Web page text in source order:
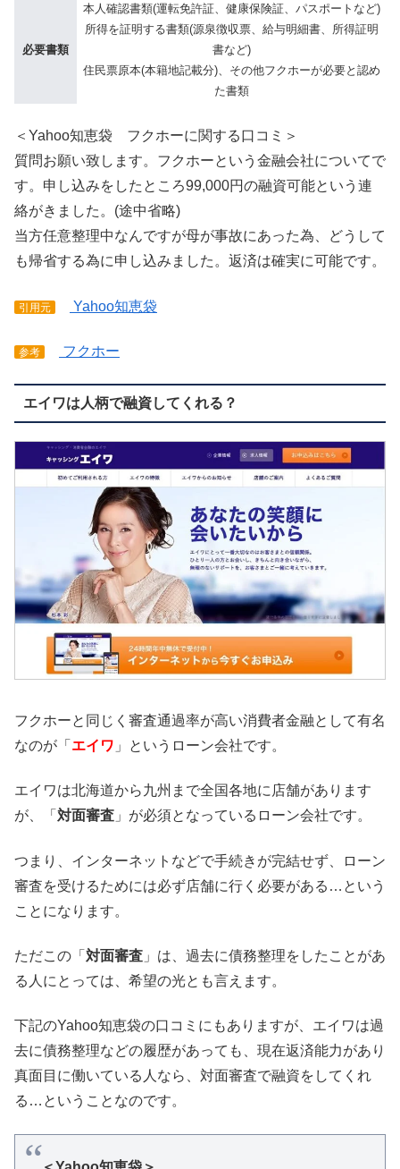
必要書類
本人確認書類(運転免許証、健康保険証、パスポートなど)
所得を証明する書類(源泉徴収票、給与明細書、所得証明
書など)
住民票原本(本籍地記載分)、その他フクホーが必要と認め
た書類
＜Yahoo知恵袋 フクホーに関する口コミ＞
質問お願い致します。フクホーという金融会社についてで
す。申し込みをしたところ99,000円の融資可能という連
絡がきました。(途中省略)
当方任意整理中なんですが母が事故にあった為、どうして
も帰省する為に申し込みました。返済は確実に可能です。
引用元 Yahoo知恵袋
参考 フクホー
エイワは人柄で融資してくれる？
フクホーと同じく審査通過率が高い消費者金融として有名
なのが「 エイワ 」というローン会社です。
エイワは北海道から九州まで全国各地に店舗があります
が、「 対面審査 」が必須となっているローン会社です。
つまり、インターネットなどで手続きが完結せず、ローン
審査を受けるためには必ず店舗に行く必要がある…という
ことになります。
ただこの「 対面審査 」は、過去に債務整理をしたことがあ
る人にとっては、希望の光とも言えます。
下記のYahoo知恵袋の口コミにもありますが、エイワは過
去に債務整理などの履歴があっても、現在返済能力があり
真面目に働いている人なら、対面審査で融資をしてくれ
る…ということなのです。